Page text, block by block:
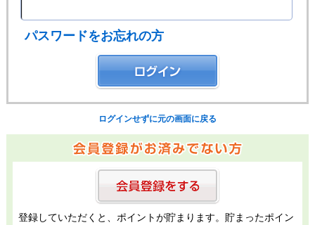
パスワードをお忘れの方
ログインせずに元の画面に戻る
登録していただくと、ポイントが貯まります。貯まったポイン